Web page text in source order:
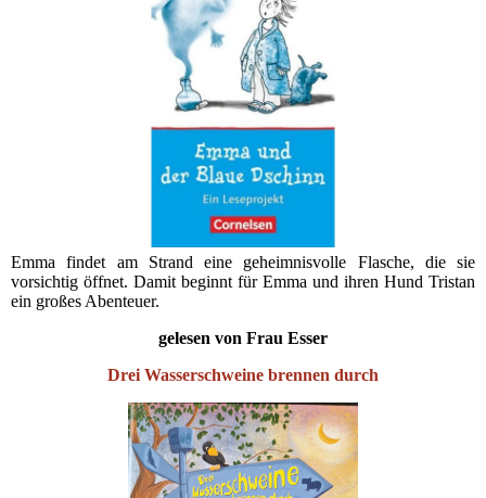
Emma findet am Strand eine geheimnisvolle Flasche, die sie
vorsichtig öffnet. Damit beginnt für Emma und ihren Hund Tristan
ein großes Abenteuer.
gelesen von Frau Esser
Drei Wasserschweine brennen durch